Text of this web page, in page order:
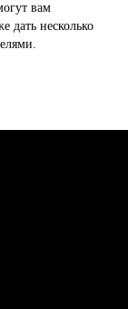
вам
дать несколько